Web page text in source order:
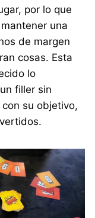
por lo que
una
de margen
cosas. Esta
lo
filler sin
su objetivo,